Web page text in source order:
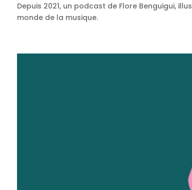
Depuis 2021, un podcast de Flore Benguigui,
monde de la musique.